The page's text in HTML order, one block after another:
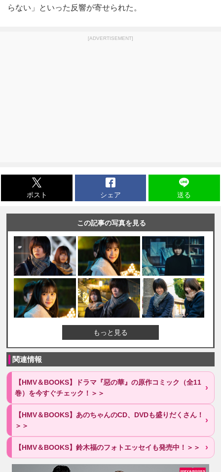
らない」といった反響が寄せられた。
[ADVERTISEMENT]
ポスト シェア 送る
この記事の写真を見る
もっと見る
関連情報
【HMV＆BOOKS】ドラマ『惡の華』の原作コミック（全11
巻）を今すぐチェック！＞＞
【HMV＆BOOKS】あのちゃんのCD、DVDも盛りだくさん！
＞＞
【HMV＆BOOKS】鈴木福のフォトエッセイも発売中！＞＞